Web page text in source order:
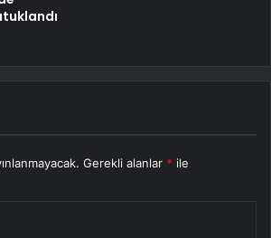
Gerekli alanlar * ile